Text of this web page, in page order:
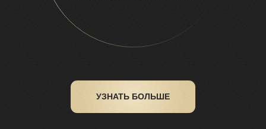
УЗНАТЬ БОЛЬШЕ